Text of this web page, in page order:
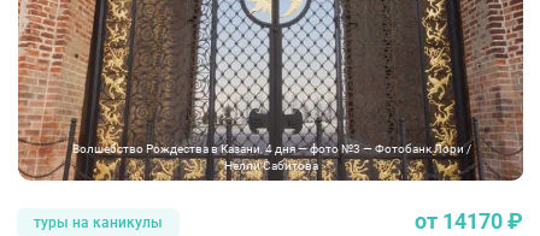
Волшебство Рождества в Казани, 4 дня — фото №3 — Фотобанк Лори /
Нелли Сабитова
туры на каникулы от 14170 ₽